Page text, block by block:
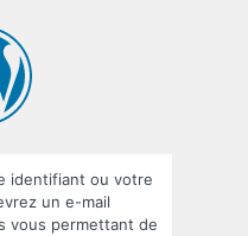
identifiant ou votre
un e-mail
vous permettant de